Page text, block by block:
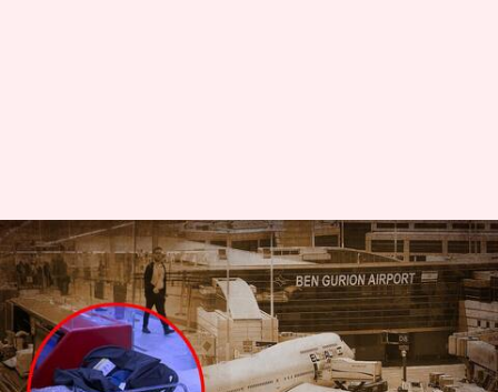
குழந்தைக்கு டிக்கெட்
இல்லாததால்
குழந்தையை விமான
நிலையத்திலேயே விட்டு
சென்ற பெற்றோர்